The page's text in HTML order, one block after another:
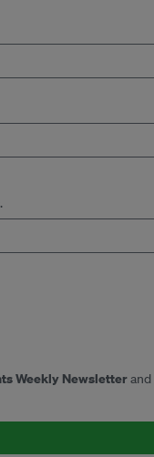
Weekly Newsletterand